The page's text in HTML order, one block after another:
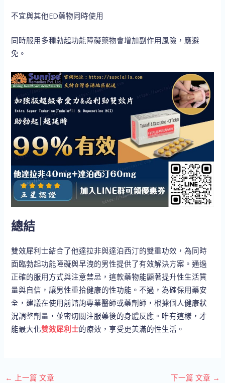
不宜與其他ED藥物同時使用
同時服用多種勃起功能障礙藥物會增加副作用風險，應避
免。
總結
雙效犀利士結合了他達拉非與達泊西汀的雙重功效，為同時
面臨勃起功能障礙與早洩的男性提供了有效解決方案。通過
正確的服用方式與注意禁忌，這款藥物能顯著提升性生活質
量與自信，讓男性重拾健康的性功能。不過，為確保用藥安
全，建議在使用前諮詢專業醫師或藥劑師，根據個人健康狀
況調整劑量，並密切關注服藥後的身體反應。唯有這樣，才
能最大化雙效犀利士的療效，享受更美滿的性生活。
← 上一篇 文章 下一篇 文章 →